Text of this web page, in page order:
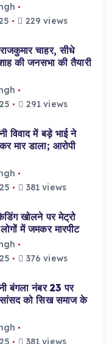
229 views
चाहर, सीधे
की जनसभा की तैयारी
291 views
में बड़े भाई ने
मार डाला; आरोपी
381 views
खोलने पर मेट्रो
में जमकर मारपीट
376 views
बंगला नंबर 23 पर
को सिख समाज के
381 views